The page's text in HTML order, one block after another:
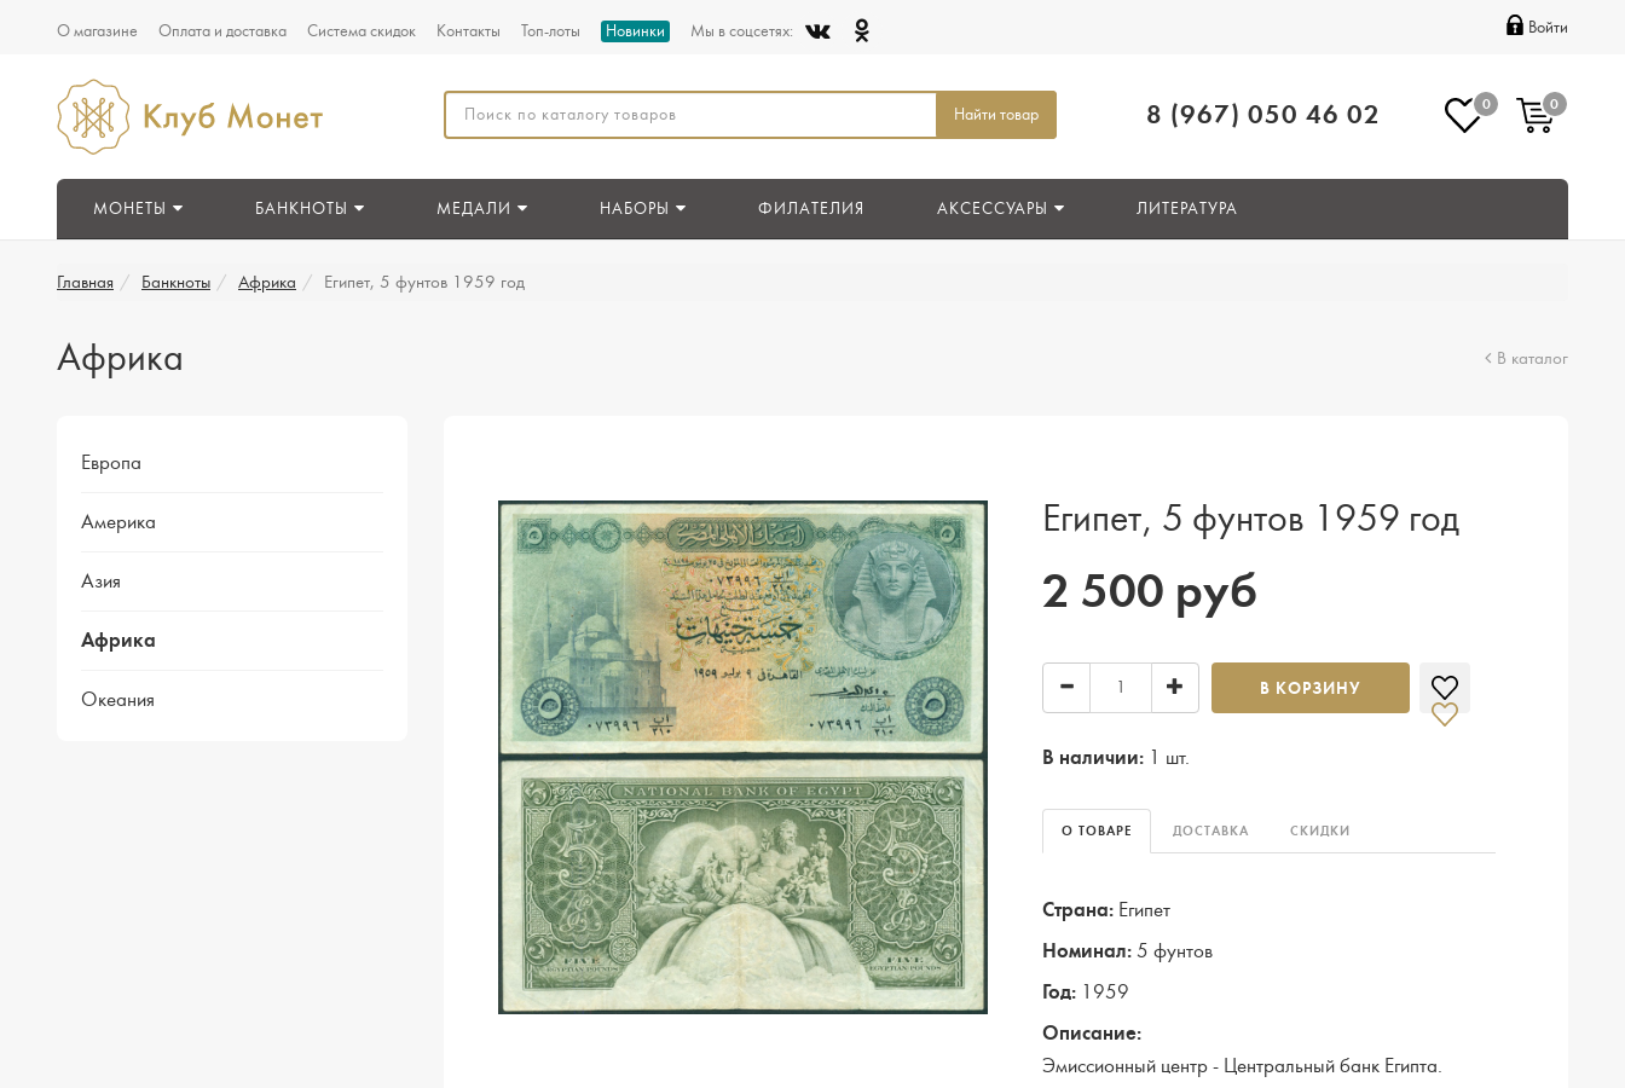
О магазине Оплата и доставка Система скидок Контакты Топ-лоты Новинки Мы в соцсетях: Войти
Найти товар 8 (967) 050 46 02 0 0
МОНЕТЫ БАНКНОТЫ МЕДАЛИ НАБОРЫ ФИЛАТЕЛИЯ АКСЕССУАРЫ ЛИТЕРАТУРА
Главная Банкноты Африка Египет, 5 фунтов 1959 год
Африка В каталог
Европа
Америка
Азия
Африка
Океания
Египет, 5 фунтов 1959 год
2 500 руб
В КОРЗИНУ
В наличии: 1 шт.
О ТОВАРЕ ДОСТАВКА СКИДКИ
Страна: Египет
Номинал: 5 фунтов
Год: 1959
Описание:
Эмиссионный центр - Центральный банк Египта.